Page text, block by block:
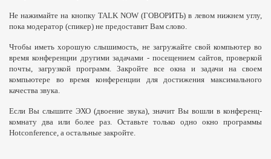
Не нажимайте на кнопку TALK NOW (ГОВОРИТЬ) в левом нижнем углу,
пока модератор (спикер) не предоставит Вам слово.
Чтобы иметь хорошую слышимость, не загружайте свой компьютер во
время конференции другими задачами - посещением сайтов, проверкой
почты, загрузкой программ. Закройте все окна и задачи на своем
компьютере во время конференции для достижения максимального
качества звука.
Если Вы слышите ЭХО (двоение звука), значит Вы вошли в конференц-
комнату два или более раз. Оставьте только одно окно программы
Hotconference, а остальные закройте.